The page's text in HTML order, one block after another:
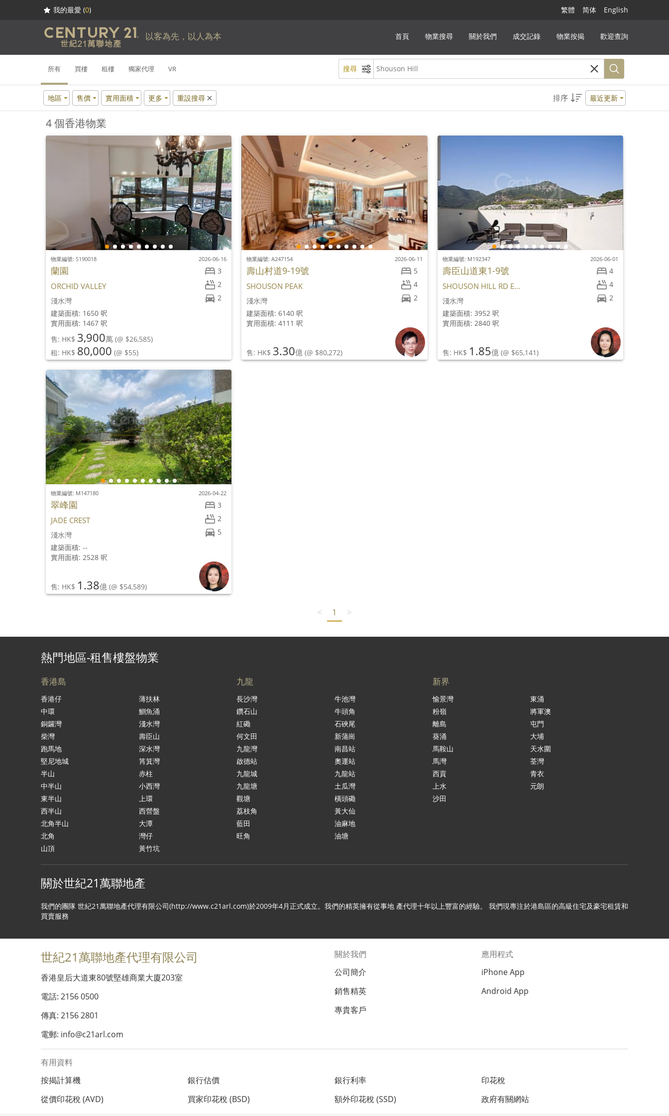
我的最愛 (0) 繁體 简体 English
以客為先，以人為本 首頁 物業搜尋 關於我們 成交記錄 物業按揭 歡迎查詢
所有 買樓 租樓 獨家代理 VR 搜尋
地區 售價 實用面積 更多 重設搜尋 排序 最近更新
4 個香港物業
3
2
2
物業編號: S190018 2026-06-16
蘭園
ORCHID VALLEY
淺水灣
建築面積: 1650 呎
實用面積: 1467 呎
售: HK$ 3,900萬 (@ $26,585)
租: HK$ 80,000 (@ $55)
5
4
2
物業編號: A247154 2026-06-11
壽山村道9-19號
SHOUSON PEAK
淺水灣
建築面積: 6140 呎
實用面積: 4111 呎
售: HK$ 3.30億 (@ $80,272)
4
4
2
物業編號: M192347 2026-06-01
壽臣山道東1-9號
SHOUSON HILL RD E...
淺水灣
建築面積: 3952 呎
實用面積: 2840 呎
售: HK$ 1.85億(@ $65,141)
3
2
5
物業編號: M147180 2026-04-22
翠峰園
JADE CREST
淺水灣
建築面積: --
實用面積: 2528 呎
售: HK$ 1.38億 (@ $54,589)
< 1 >
熱門地區-租售樓盤物業
香港島
香港仔
中環
銅鑼灣
柴灣
跑馬地
堅尼地城
半山
中半山
東半山
西半山
北角半山
北角
山頂
薄扶林
鰂魚涌
淺水灣
壽臣山
深水灣
筲箕灣
赤柱
小西灣
上環
西營盤
大潭
灣仔
黃竹坑
九龍
長沙灣
鑽石山
紅磡
何文田
九龍灣
啟德站
九龍城
九龍塘
觀塘
荔枝角
藍田
旺角
牛池灣
牛頭角
石硤尾
新蒲崗
南昌站
奧運站
九龍站
土瓜灣
橫頭磡
黃大仙
油麻地
油塘
新界
愉景灣
粉嶺
離島
葵涌
馬鞍山
馬灣
西貢
上水
沙田
東涌
將軍澳
屯門
大埔
天水圍
荃灣
青衣
元朗
關於世紀21萬聯地產
我們的團隊 世紀21萬聯地產代理有限公司(http://www.c21arl.com)於2009年4月正式成立。我們的精英擁有從事地 產代理十年以上豐富的經驗。 我們現專注於港島區的高級住宅及豪宅租賃和
買賣服務
世紀21萬聯地產代理有限公司
香港皇后大道東80號堅雄商業大廈203室
電話: 2156 0500
傳真: 2156 2801
電郵: info@c21arl.com
關於我們
公司簡介
銷售精英
專貴客戶
應用程式
iPhone App
Android App
有用資料
按揭計算機
銀行估價 銀行利率
印花稅
從價印花稅 (AVD)
買家印花稅 (BSD) 額外印花稅 (SSD) 政府有關網站